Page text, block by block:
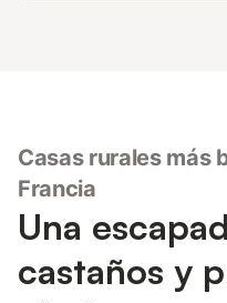
Casas rurales más
Francia
Una
castaños y